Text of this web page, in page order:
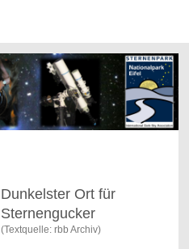
Dunkelster Ort für
Sternengucker
(Textquelle: rbb Archiv)